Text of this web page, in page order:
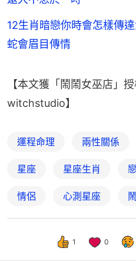
12生肖暗戀你時會怎樣傳
蛇會眉目傳情
【本文獲「鬧鬧女巫店」
witchstudio】
運程命理 兩性關係
星座 星座生肖
情侶 心測星座
1 0